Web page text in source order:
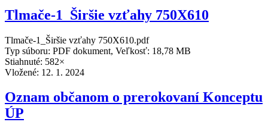
Tlmače-1_Širšie vzťahy 750X610
Tlmače-1_Širšie vzťahy 750X610.pdf
Typ súboru: PDF dokument, Veľkosť: 18,78 MB
Stiahnuté: 582×
Vložené: 12. 1. 2024
Oznam občanom o prerokovaní Konceptu
ÚP